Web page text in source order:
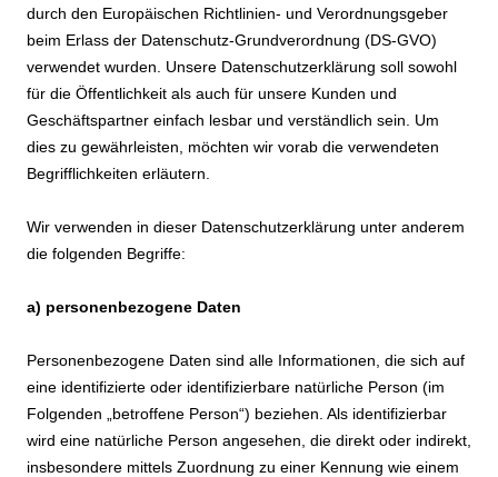
durch den Europäischen Richtlinien- und Verordnungsgeber
beim Erlass der Datenschutz-Grundverordnung (DS-GVO)
verwendet wurden. Unsere Datenschutzerklärung soll sowohl
für die Öffentlichkeit als auch für unsere Kunden und
Geschäftspartner einfach lesbar und verständlich sein. Um
dies zu gewährleisten, möchten wir vorab die verwendeten
Begrifflichkeiten erläutern.
Wir verwenden in dieser Datenschutzerklärung unter anderem
die folgenden Begriffe:
a) personenbezogene Daten
Personenbezogene Daten sind alle Informationen, die sich auf
eine identifizierte oder identifizierbare natürliche Person (im
Folgenden „betroffene Person“) beziehen. Als identifizierbar
wird eine natürliche Person angesehen, die direkt oder indirekt,
insbesondere mittels Zuordnung zu einer Kennung wie einem